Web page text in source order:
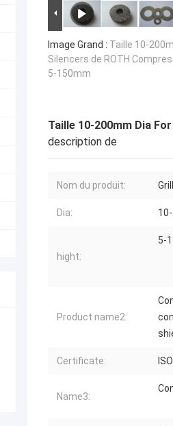
Image Grand : Taille 10-
Silencers de ROTH
5-150mm
Taille 10-200mm Dia
description de
Nom du produit:
Dia:
hight:
5-
Product name2:
Certificate:
Name3: